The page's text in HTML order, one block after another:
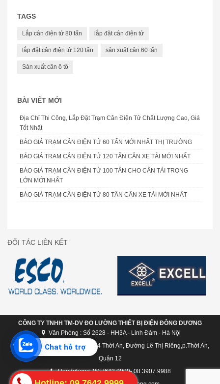
TAGS
Lắp cân điện tử 80 tấn lắp đặt cân điện tử
lắp đặt cân điện tử 120 tấn sản xuất cân 60 tấn
Sản xuất cân ô tô
BÀI VIẾT MỚI
Địa Chỉ Thi Công, Lắp Đặt Trạm Cân Điện Tử Chất Lượng Cao, Giá
Tốt Nhất
BÁO GIÁ TRẠM CÂN ĐIỆN TỬ 60 TẤN MỚI NHẤT THỊ TRƯỜNG
BÁO GIÁ TRẠM CÂN ĐIỆN TỬ 120 TẤN CÂN XE TẢI MỚI NHẤT
BÁO GIÁ TRẠM CÂN ĐIỆN TỬ 100 TẤN CHO CÂN TẢI TRỌNG
LỚN MỚI NHẤT
BÁO GIÁ TRẠM CÂN ĐIỆN TỬ 80 TẤN CÂN XE TẢI MỚI NHẤT
ĐỐI TÁC LIÊN KẾT
CÔNG TY TNHH TM-DV ĐO LƯỜNG THIẾT BỊ ĐIỆN ĐÔNG DƯƠNG
Văn Phòng : Số 2628 - HH3A - Linh Đàm - Hà Nội
Chi nhánh Hồ Chí Minh: C124 Thới An, Đường Lê Thị Riêng,p.Thới An,
Quận 12
Handphone: 09.7642.9999- 08.3907.9988
Chat hỗ trợ